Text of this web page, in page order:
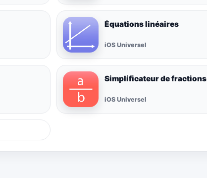
Équations linéaires
iOS Universel
Simplificateur de fractions
iOS Universel